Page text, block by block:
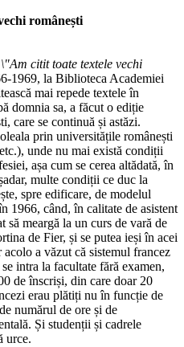
românești
\"Am citit toate textele vechi
1969, la Biblioteca Academiei
mai repede textele în
domnia sa, a făcut o ediție
care se continuă și astăzi.
prin universitățile românești
unde nu mai există condiții
așa cum se cerea altădată, în
multe condiții ce duc la
spre edificare, de modelul
1966, când, în calitate de asistent
să meargă la un curs de vară de
de Fier, și se putea ieși în acei
a văzut că sistemul francez
intra la facultate fără examen,
de înscriși, din care doar 20
erau plătiți nu în funcție de
numărul de ore și de
Și studenții și cadrele
urce.